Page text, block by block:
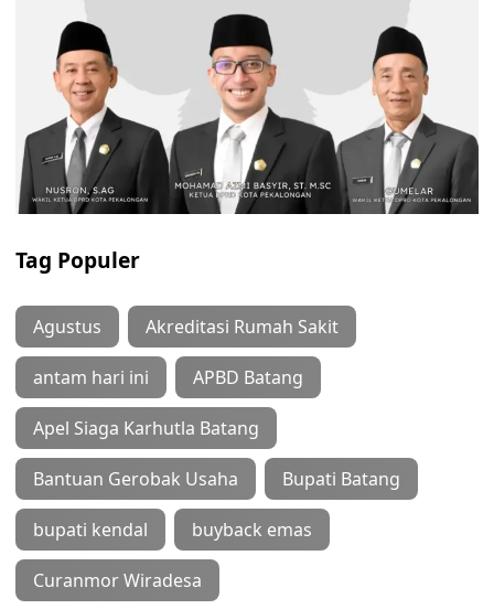
Tag Populer
Agustus Akreditasi Rumah Sakit
antam hari ini APBD Batang
Apel Siaga Karhutla Batang
Bantuan Gerobak Usaha Bupati Batang
bupati kendal buyback emas
Curanmor Wiradesa